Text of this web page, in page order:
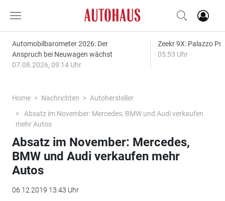
Automobilbarometer 2026: Der
Anspruch bei Neuwagen wächst
07.08.2026, 09:14 Uhr
Zeekr 9X: Palazzo
05:53 Uhr
Home Nachrichten
Autohersteller
Absatz im November: Mercedes, BMW und Audi verkaufen
mehr Autos
Absatz im November: Mercedes,
BMW und Audi verkaufen mehr
Autos
06.12.2019 13:43 Uhr